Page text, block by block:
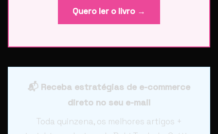
Quero ler o livro →
📬 Receba estratégias de e-commerce
direto no seu e-mail
Toda quinzena, os melhores artigos +